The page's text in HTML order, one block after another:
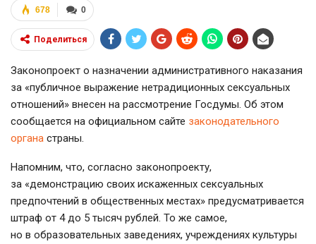
0
678
Поделиться
Законопроект о назначении административного наказания
за «публичное выражение нетрадиционных сексуальных
отношений» внесен на рассмотрение Госдумы. Об этом
сообщается на официальном сайте законодательного
органа страны.
Напомним, что, согласно законопроекту,
за «демонстрацию своих искаженных сексуальных
предпочтений в общественных местах» предусматривается
штраф от 4 до 5 тысяч рублей. То же самое,
но в образовательных заведениях, учреждениях культуры